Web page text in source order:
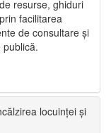
resurse, ghiduri
facilitarea
de consultare și
locuinței și